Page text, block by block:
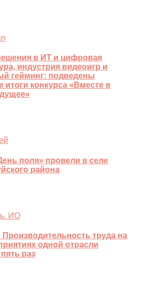
в ИТ и цифровая
индустрия видеоигр и
гейминг: подведены
конкурса «Вместе в
поля» провели в селе
района
ИО
Производительность труда на
одной отрасли
раз